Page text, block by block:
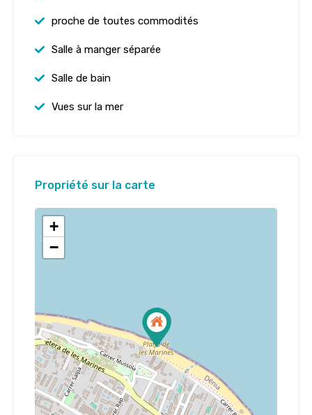
proche de toutes commodités
Salle à manger séparée
Salle de bain
Vues sur la mer
Propriété sur la carte
+
−